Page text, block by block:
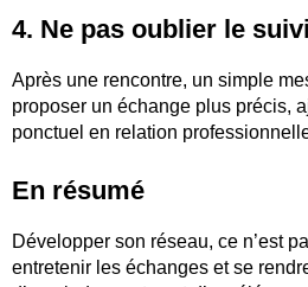
4. Ne pas oublier le suivi
Après une rencontre, un simple
proposer un échange plus précis,
ponctuel en relation
En résumé
Développer son réseau, ce n’est
entretenir les échanges et se